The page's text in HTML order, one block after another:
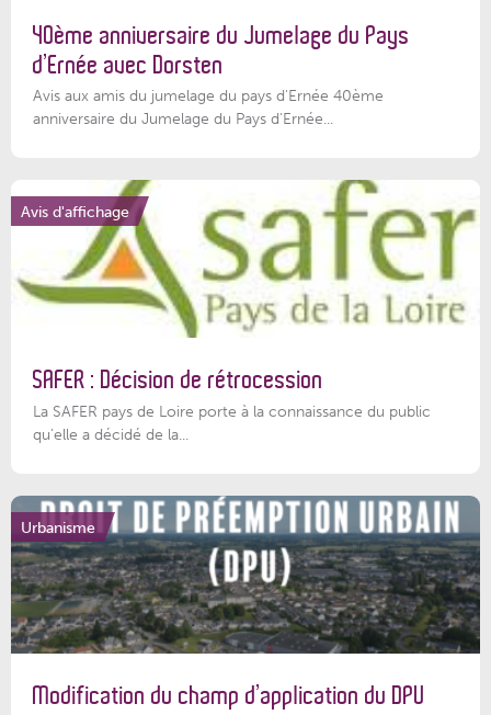
40ème anniversaire du Jumelage du Pays
d’Ernée avec Dorsten
Avis aux amis du jumelage du pays d'Ernée 40ème
anniversaire du Jumelage du Pays d'Ernée...
Avis d'affichage
SAFER : Décision de rétrocession
La SAFER pays de Loire porte à la connaissance du public
qu’elle a décidé de la...
Urbanisme
Modification du champ d’application du DPU